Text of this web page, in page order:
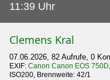
11:39 Uhr
Clemens Kral
07.06.2026, 82 Aufrufe, 0
EXIF: Canon Canon EOS 750D
ISO200, Brennweite: 42/1